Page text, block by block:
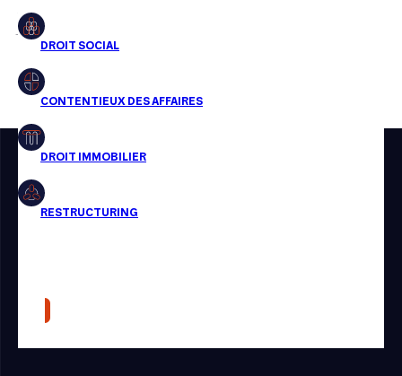
Droit social
Droit immobilier
Restructuring
Presse
jour
Aucun résultats pour cette recherche